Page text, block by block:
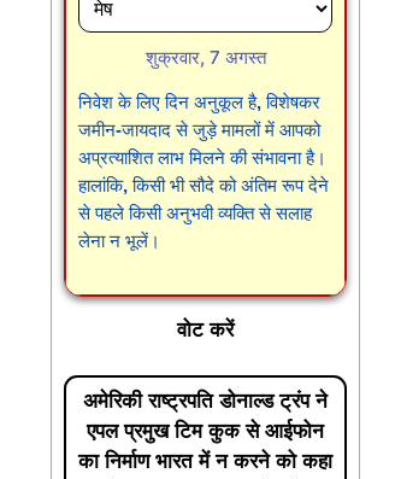
शुक्रवार, 7 अगस्त
निवेश के लिए दिन अनुकूल है, विशेषकर
जमीन-जायदाद से जुड़े मामलों में आपको
अप्रत्याशित लाभ मिलने की संभावना है।
हालांकि, किसी भी सौदे को अंतिम रूप देने
से पहले किसी अनुभवी व्यक्ति से सलाह
लेना न भूलें।
वोट करें
अमेरिकी राष्ट्रपति डोनाल्ड ट्रंप ने
एपल प्रमुख टिम कुक से आईफोन
का निर्माण भारत में न करने को कहा